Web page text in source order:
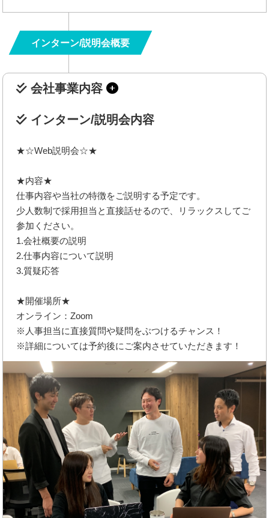
インターン/説明会概要
会社事業内容
インターン/説明会内容
★☆Web説明会☆★
★内容★
仕事内容や当社の特徴をご説明する予定です。
少人数制で採用担当と直接話せるので、リラックスしてご
参加ください。
1.会社概要の説明
2.仕事内容について説明
3.質疑応答
★開催場所★
オンライン：Zoom
※人事担当に直接質問や疑問をぶつけるチャンス！
※詳細については予約後にご案内させていただきます！